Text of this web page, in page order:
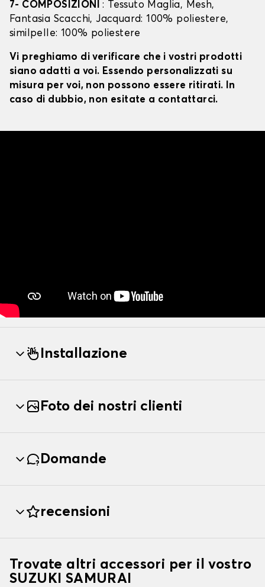
7- COMPOSIZIONI: Tessuto Maglia, Mesh,
Fantasia Scacchi, Jacquard: 100% poliestere,
similpelle: 100% poliestere
Vi preghiamo di verificare che i vostri prodotti
siano adatti a voi. Essendo personalizzati su
misura per voi, non possono essere ritirati. In
caso di dubbio, non esitate a contattarci.
Installazione
Foto dei nostri clienti
Domande
recensioni
Trovate altri accessori per il vostro
SUZUKI SAMURAI